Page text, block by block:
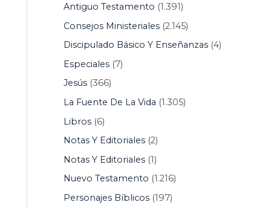
Antiguo Testamento (1.391)
Consejos Ministeriales(2.145)
Discipulado Básico Y Enseñanzas(4)
Especiales(7)
Jesús(366)
La Fuente De La Vida (1.305)
Libros(6)
Notas Y Editoriales(2)
Notas Y Editoriales(1)
Nuevo Testamento (1.216)
Personajes Bíblicos(197)